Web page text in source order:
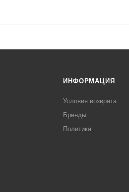
ИНФОРМАЦИЯ
Условия возврата
Бренды
Политика